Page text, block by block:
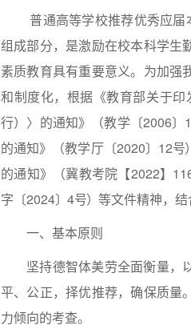
普通高等学校推荐优秀应
组成部分，是激励在校本科学生
素质教育具有重要意义。为加强
和制度化，根据《教育部关于
行）〉的通知》（教学〔2006〕
的通知》（教学厅〔2020〕12号
的通知》（冀教考院【2022】
字〔2024〕 4号） 等文件精神，结
一、基本原则
坚持德智体美劳全面衡量，
平、公正，择优推荐，确保质量
力倾向的考查。